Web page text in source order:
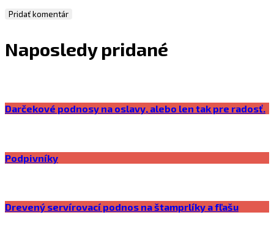
Naposledy pridané
Darčekové podnosy na oslavy, alebo len tak pre radosť.
Podpivníky
Drevený servírovací podnos na štamprlíky a fľašu